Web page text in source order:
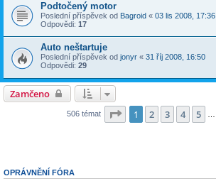
Podtočený motor
Poslední příspěvek od Bagroid « 03 lis 2008, 17:36
Odpovědi: 17
Auto neštartuje
Poslední příspěvek od jonyr « 31 říj 2008, 16:50
Odpovědi: 29
Zamčeno
506 témat Stránka z 11
1 2 3 4 5
OPRÁVNĚNÍ FÓRA